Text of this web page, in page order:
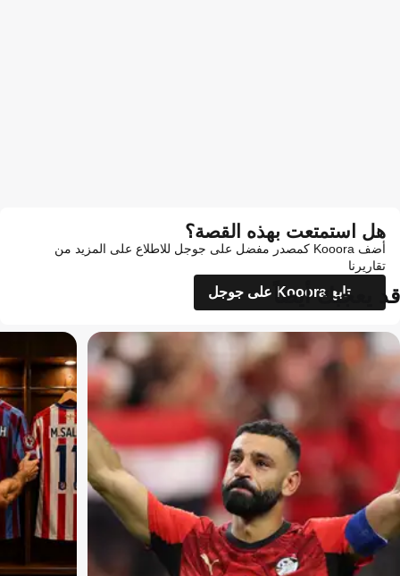
هل استمتعت بهذه القصة؟
أضف Kooora كمصدر مفضل على جوجل للاطلاع على المزيد من
تقاريرنا
تابع Kooora على جوجل
قد يعجبك أيضاً